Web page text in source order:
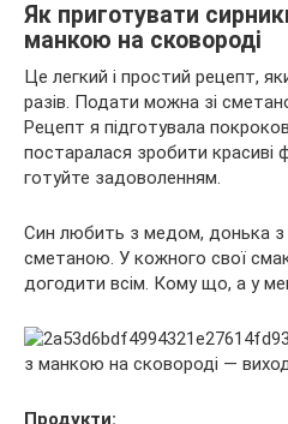
Як приготувати
манкою на сковороді
Це легкий і простий рецепт,
разів. Подати можна зі
Рецепт я підготувала
постаралася зробити красиві
готуйте задоволенням.
Син любить з медом, донька з
сметаною. У кожного свої
догодити всім. Кому що, а у
Продукти: